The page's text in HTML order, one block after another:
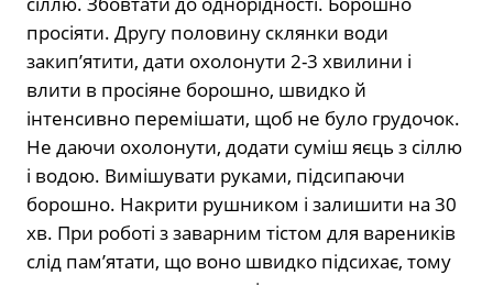
просіяти. Другу половину склянки води
закип’ятити, дати охолонути 2-3 хвилини і
влити в просіяне борошно, швидко й
інтенсивно перемішати, щоб не було грудочок.
Не даючи охолонути, додати суміш яєць з сіллю
і водою. Вимішувати руками, підсипаючи
борошно. Накрити рушником і залишити на 30
хв. При роботі з заварним тістом для вареників
слід пам’ятати, що воно швидко підсихає, тому